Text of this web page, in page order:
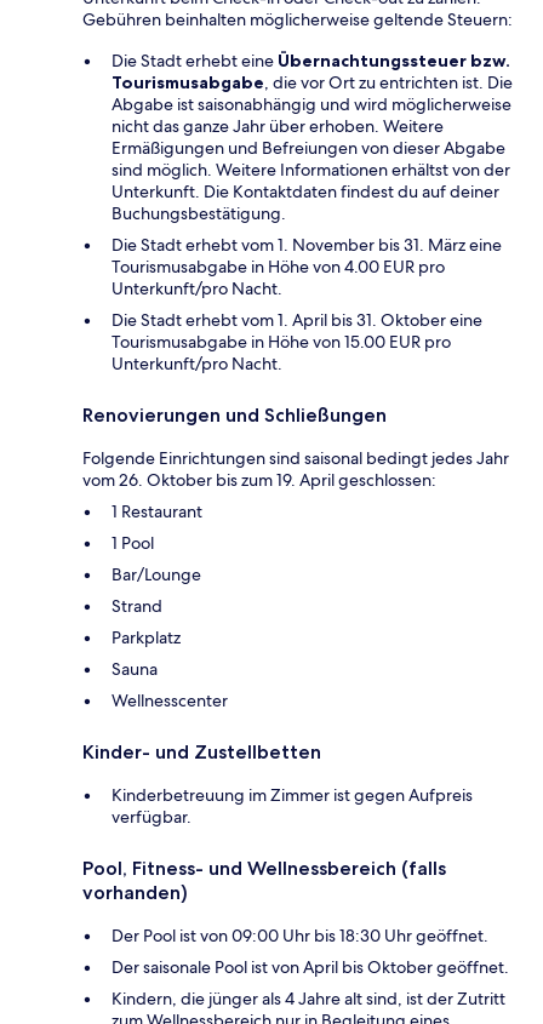
Gebühren beinhalten möglicherweise geltende Steuern:
Die Stadt erhebt eine Übernachtungssteuer bzw.
Tourismusabgabe, die vor Ort zu entrichten ist. Die
Abgabe ist saisonabhängig und wird möglicherweise
nicht das ganze Jahr über erhoben. Weitere
Ermäßigungen und Befreiungen von dieser Abgabe
sind möglich. Weitere Informationen erhältst von der
Unterkunft. Die Kontaktdaten findest du auf deiner
Buchungsbestätigung.
Die Stadt erhebt vom 1. November bis 31. März eine
Tourismusabgabe in Höhe von 4.00 EUR pro
Unterkunft/pro Nacht.
Die Stadt erhebt vom 1. April bis 31. Oktober eine
Tourismusabgabe in Höhe von 15.00 EUR pro
Unterkunft/pro Nacht.
Renovierungen und Schließungen
Folgende Einrichtungen sind saisonal bedingt jedes Jahr
vom 26. Oktober bis zum 19. April geschlossen:
1 Restaurant
1 Pool
Bar/Lounge
Strand
Parkplatz
Sauna
Wellnesscenter
Kinder- und Zustellbetten
Kinderbetreuung im Zimmer ist gegen Aufpreis
verfügbar.
Pool, Fitness- und Wellnessbereich (falls
vorhanden)
Der Pool ist von 09:00 Uhr bis 18:30 Uhr geöffnet.
Der saisonale Pool ist von April bis Oktober geöffnet.
Kindern, die jünger als 4 Jahre alt sind, ist der Zutritt